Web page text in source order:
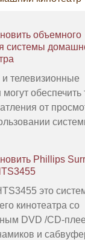
объемного
системы
телевизионные
обеспечить
от
аудио
могут
зрителя в
Multimedia
Phillips
это
кинотеатра со
DVD /CD-
и